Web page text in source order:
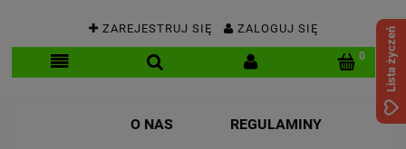
ZAREJESTRUJ SIĘ ZALOGUJ SIĘ
O NAS
REGULAMINY
Lista życzeń